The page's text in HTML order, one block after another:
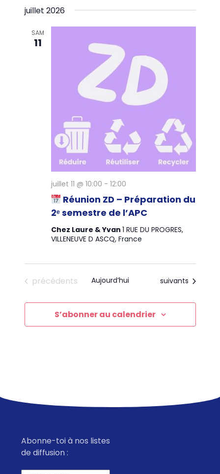
juillet 2026
SAM
11
Réunion ZD – Préparation du
2ᵉ semestre de l’APC
juillet 11 @ 10:00 - 12:00
Chez Laure & Yvan 1 RUE DU PROGRES,
VILLENEUVE D ASCQ, France
Évènements
précédents Aujourd’hui Évènements
suivants
S’abonner au calendrier
Abonne-toi à nos listes
de diffusion :